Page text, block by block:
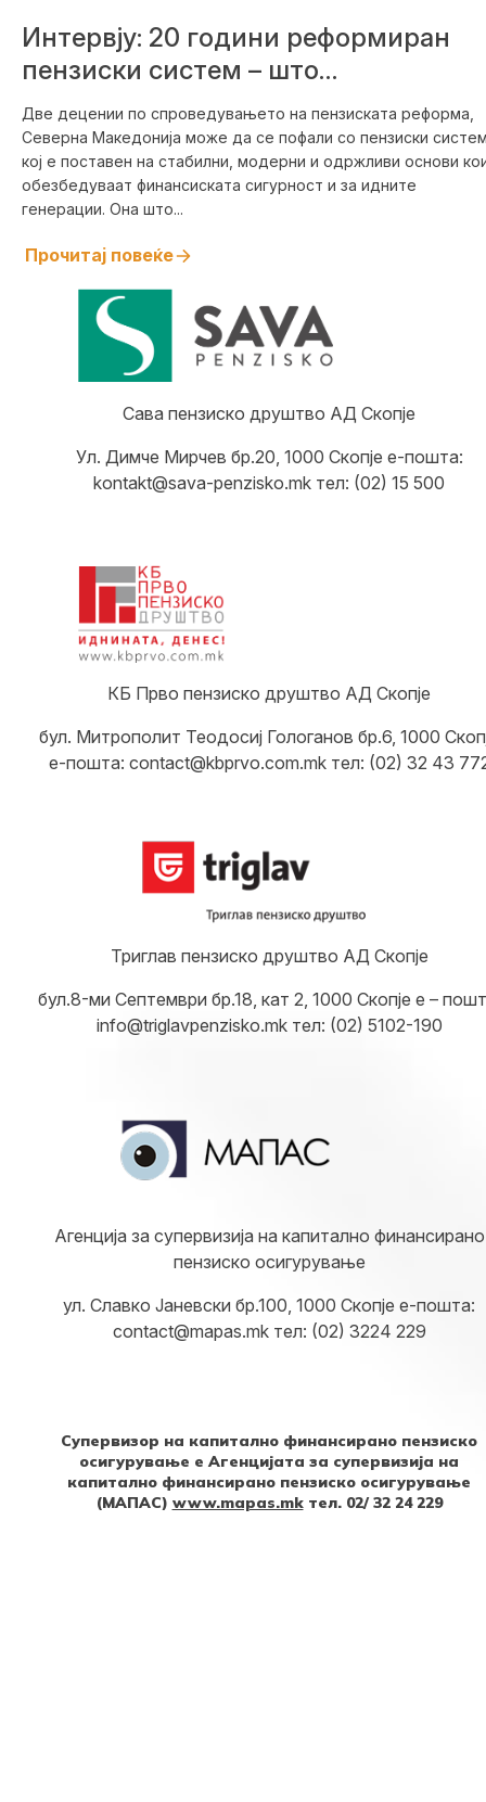
Интервју: 20 години реформиран
пензиски систем – што
постигнавме досега и што нѐ
очекува понатаму?
Две децении по спроведувањето на пензиската реформа,
Северна Македонија може да се пофали со пензиски
кој е поставен на стабилни, модерни и одржливи основи
обезбедуваат финансиската сигурност и за идните
генерации. Она што...
Прочитај повеќе
Сава пензиско друштво АД Скопје
Ул. Димче Мирчев бр.20, 1000 Скопје е-пошта:
kontakt@sava-penzisko.mk тел: (02) 15 500
КБ Прво пензиско друштво АД Скопје
бул. Митрополит Теодосиј Гологанов бр.6, 1000
е-пошта: contact@kbprvo.com.mk тел: (02) 32 43
Триглав пензиско друштво АД Скопје
бул.8-ми Септември бр.18, кат 2, 1000 Скопје е –
info@triglavpenzisko.mk тел: (02) 5102-190
Агенција за супервизија на капитално финансирано
пензиско осигурување
ул. Славко Јаневски бр.100, 1000 Скопје е-пошта:
contact@mapas.mk тел: (02) 3224 229
Супервизор на капитално финансирано пензиско
осигурување е Агенцијата за супервизија на
капитално финансирано пензиско осигурување
(МАПАС) www.mapas.mkтел. 02/ 32 24 229